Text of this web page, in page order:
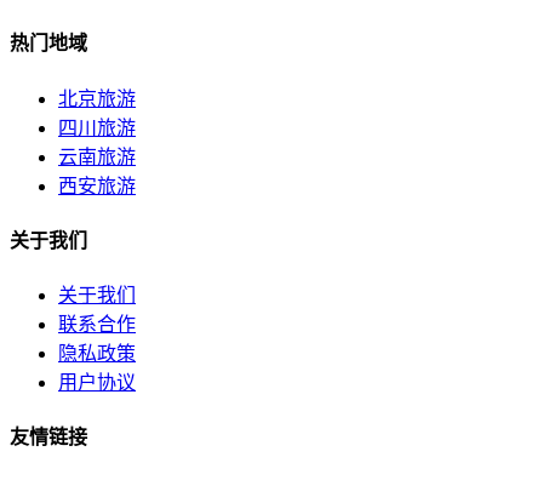
热门地域
北京旅游
四川旅游
云南旅游
西安旅游
关于我们
关于我们
联系合作
隐私政策
用户协议
友情链接